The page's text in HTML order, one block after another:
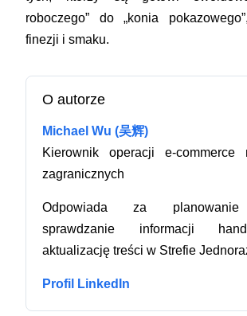
roboczego” do „konia
finezji i smaku.
O autorze
Michael Wu (吴辉)
Kierownik operacji e-commerce
zagranicznych
Odpowiada za planowanie
sprawdzanie informacji
aktualizację treści w Strefie
Profil LinkedIn